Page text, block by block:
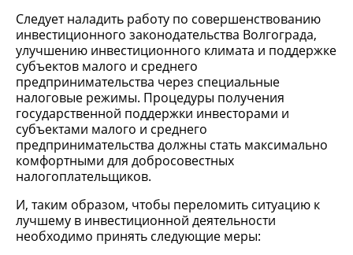
Следует наладить работу по совершенствованию
инвестиционного законодательства Волгограда,
улучшению инвестиционного климата и поддержке
субъектов малого и среднего
предпринимательства через специальные
налоговые режимы. Процедуры получения
государственной поддержки инвесторами и
субъектами малого и среднего
предпринимательства должны стать максимально
комфортными для добросовестных
налогоплательщиков.
И, таким образом, чтобы переломить ситуацию к
лучшему в инвестиционной деятельности
необходимо принять следующие меры: